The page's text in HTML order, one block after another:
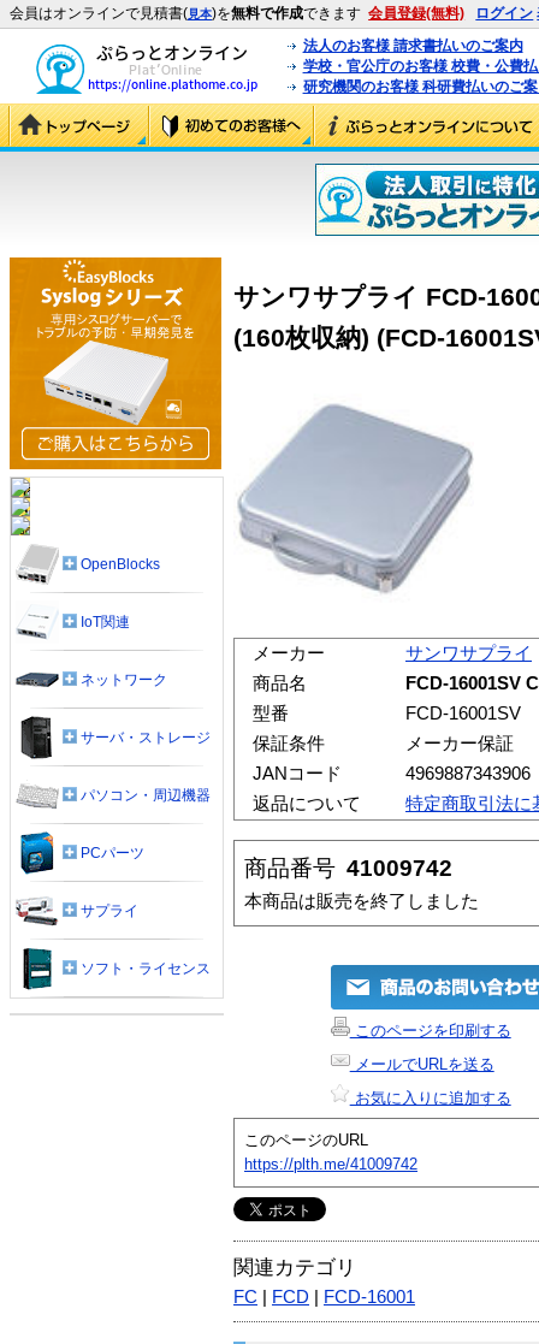
会員はオンラインで見積書(見本)を無料で作成できます 会員登録(無料) ログイン
法人のお客様 請求書払いのご案内
学校・官公庁のお客様 校費・公費
研究機関のお客様 科研費払いのご
サンワサプライ FCD-
(160枚収納) (FCD-
メーカー
サンワサプライ
商品名
FCD-16001SV
型番
FCD-16001SV
保証条件
メーカー保証
JANコード
4969887343906
返品について
特定商取引法に
商品番号 41009742
本商品は販売を終了しました
このページを印刷する
メールでURLを送る
お気に入りに追加する
このページのURL
https://plth.me/41009742
関連カテゴリ
FC FCD FCD-16001
OpenBlocks
IoT関連
ネットワーク
サーバ・ストレージ
パソコン・周辺機器
PCパーツ
サプライ
ソフト・ライセンス